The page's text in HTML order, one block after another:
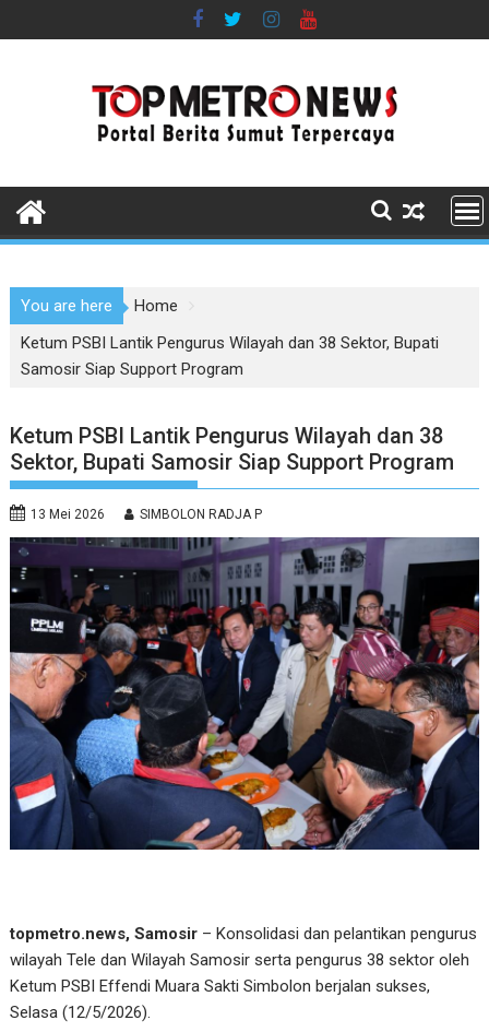
to
You are here
Home
Ketum PSBI Lantik Pengurus Wilayah dan 38 Sektor, Bupati
Samosir Siap Support Program
Ketum PSBI Lantik Pengurus Wilayah dan 38
Sektor, Bupati Samosir Siap Support Program
13 Mei 2026 SIMBOLON RADJA P
topmetro.news, Samosir – Konsolidasi dan pelantikan pengurus
wilayah Tele dan Wilayah Samosir serta pengurus 38 sektor oleh
Ketum PSBI Effendi Muara Sakti Simbolon berjalan sukses,
Selasa (12/5/2026).